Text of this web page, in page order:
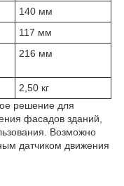
140 мм
117 мм
216 мм
2,50 кг
решение для
фасадов зданий,
Возможно
датчиком движения